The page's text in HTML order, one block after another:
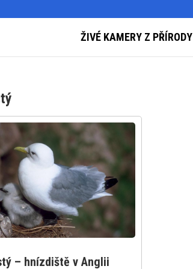
ŽIVÉ KAMERY Z PŘÍRODY
– hnízdiště v Anglii